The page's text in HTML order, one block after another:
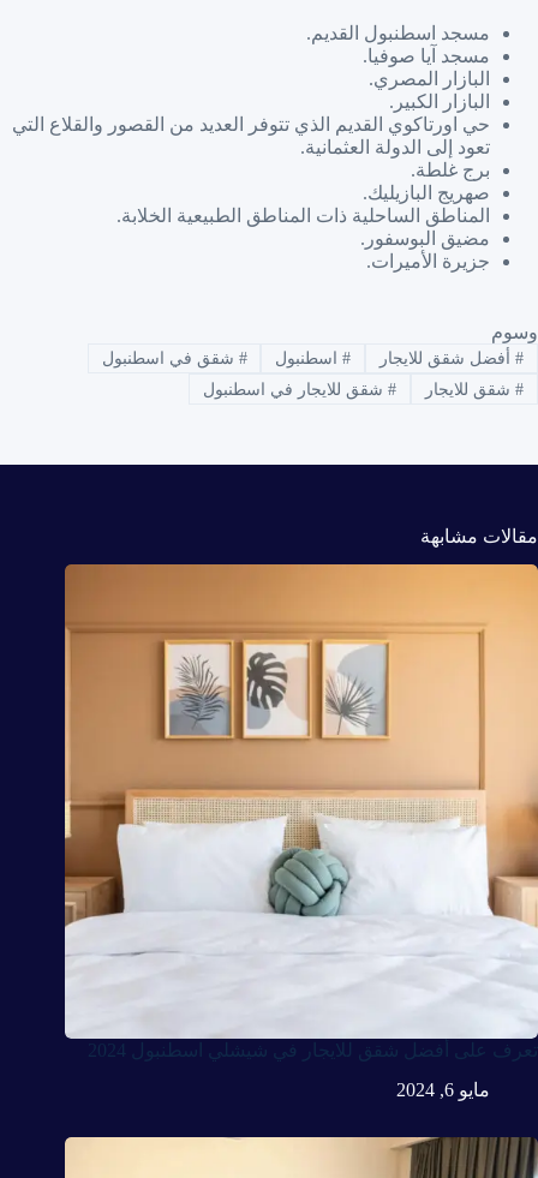
مسجد اسطنبول القديم.
مسجد آيا صوفيا.
البازار المصري.
البازار الكبير.
حي اورتاكوي القديم الذي تتوفر العديد من القصور والقلاع التي
تعود إلى الدولة العثمانية.
برج غلطة.
صهريج البازيليك.
المناطق الساحلية ذات المناطق الطبيعية الخلابة.
مضيق البوسفور.
جزيرة الأميرات.
وسوم
#أفضل شقق للايجار #اسطنبول # شقق في اسطنبول
#شقق للايجار #شقق للايجار في اسطنبول
مقالات مشابهة
تعرف على أفضل شقق للايجار في شيشلي اسطنبول 2024
مايو 6, 2024